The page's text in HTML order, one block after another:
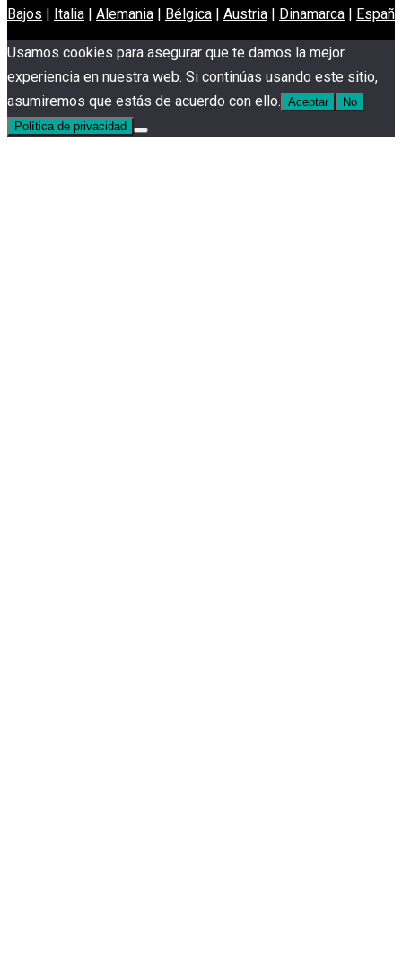
Bajos
Italia Alemania Bélgica Austria Dinamarca España
Usamos cookies para asegurar que te damos la mejor
experiencia en nuestra web. Si continúas usando este sitio,
asumiremos que estás de acuerdo con ello. Aceptar
No
Política de privacidad